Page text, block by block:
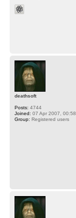
deathsoft
Posts: 4744
Joined: 07 Apr 2007, 00:58
Group: Registered users